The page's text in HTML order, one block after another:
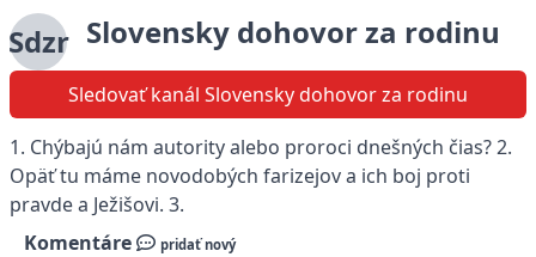
Sdzr Slovensky dohovor za rodinu
Sledovať kanál Slovensky dohovor za rodinu
1. Chýbajú nám autority alebo proroci dnešných čias? 2.
Opäť tu máme novodobých farizejov a ich boj proti
pravde a Ježišovi. 3.
Komentáre
pridať nový